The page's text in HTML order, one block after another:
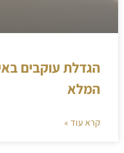
הגדלת עוקבים
המלא
קרא עוד »